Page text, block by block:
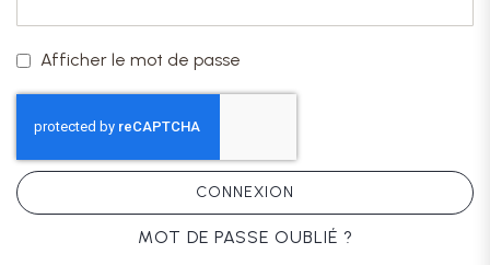
Afficher le mot de passe
CONNEXION
MOT DE PASSE OUBLIÉ ?